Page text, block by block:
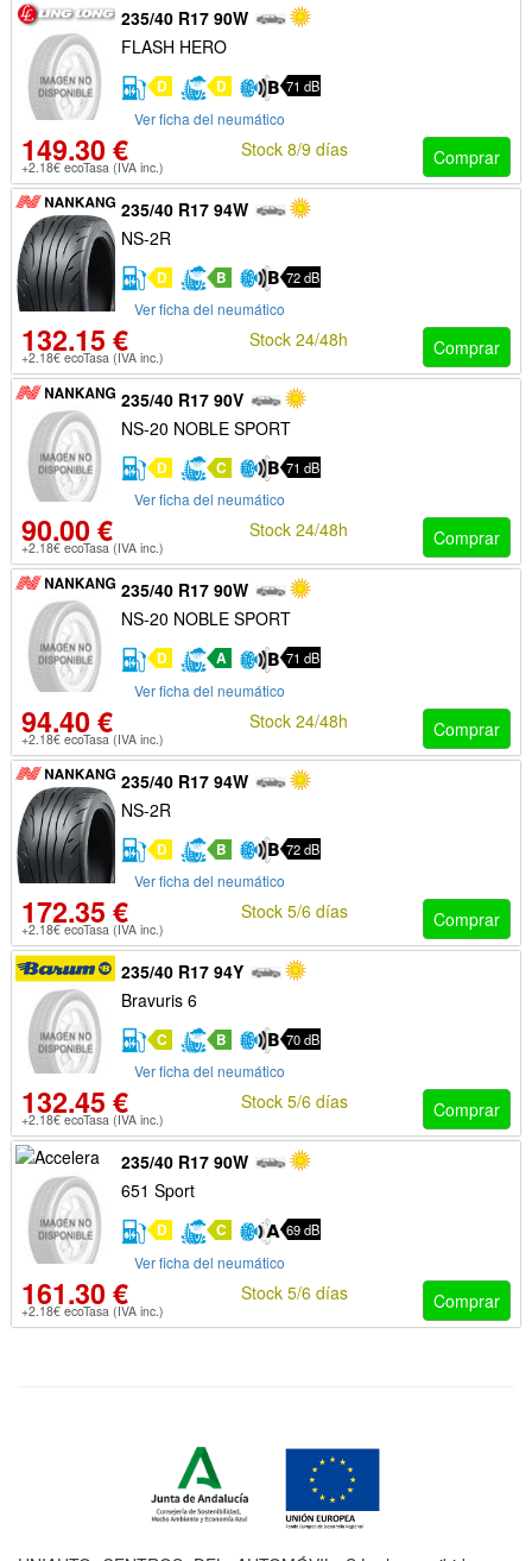
235/40 R17 90W
FLASH HERO
D D 71 dB
Ver ficha del neumático
149.30 €
+2.18€ ecoTasa (IVA inc.) Comprar
Stock 8/9 días
235/40 R17 94W
NS-2R
D B 72 dB
Ver ficha del neumático
132.15 €
+2.18€ ecoTasa (IVA inc.) Comprar
Stock 24/48h
235/40 R17 90V
NS-20 NOBLE SPORT
D C 71 dB
Ver ficha del neumático
90.00 €
+2.18€ ecoTasa (IVA inc.) Comprar
Stock 24/48h
235/40 R17 90W
NS-20 NOBLE SPORT
D A 71 dB
Ver ficha del neumático
94.40 €
+2.18€ ecoTasa (IVA inc.) Comprar
Stock 24/48h
235/40 R17 94W
NS-2R
D B 72 dB
Ver ficha del neumático
172.35 €
+2.18€ ecoTasa (IVA inc.) Comprar
Stock 5/6 días
235/40 R17 94Y
Bravuris 6
C B 70 dB
Ver ficha del neumático
132.45 €
+2.18€ ecoTasa (IVA inc.) Comprar
Stock 5/6 días
235/40 R17 90W
651 Sport
D C 69 dB
Ver ficha del neumático
161.30 €
+2.18€ ecoTasa (IVA inc.) Comprar
Stock 5/6 días